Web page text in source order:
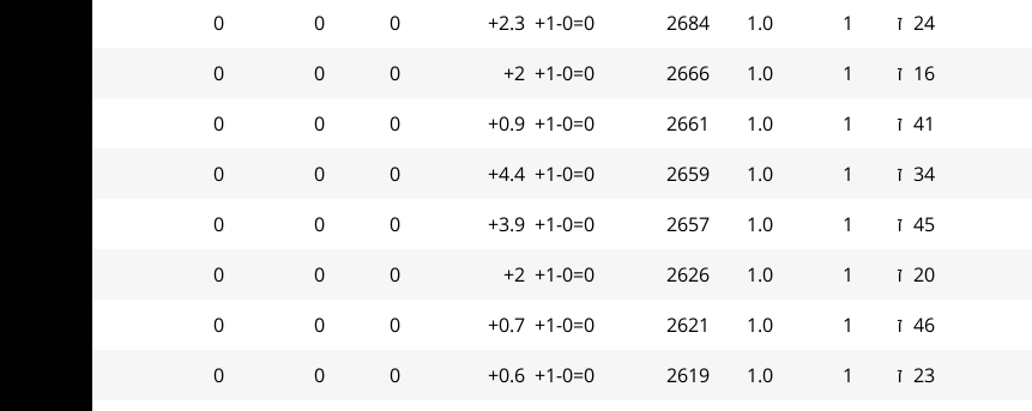
24 ז 1
1.0
2684
+1-0=0
+2.3
0
0
0
16 ז 1
1.0
2666
+1-0=0
+2
0
0
0
41 ז 1
1.0
2661
+1-0=0
+0.9
0
0
0
34 ז 1
1.0
2659
+1-0=0
+4.4
0
0
0
45 ז 1
1.0
2657
+1-0=0
+3.9
0
0
0
20 ז 1
1.0
2626
+1-0=0
+2
0
0
0
46 ז 1
1.0
2621
+1-0=0
+0.7
0
0
0
23 ז 1
1.0
2619
+1-0=0
+0.6
0
0
0